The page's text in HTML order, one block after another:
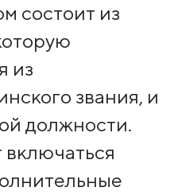
состоит из
из
звания, и
должности.